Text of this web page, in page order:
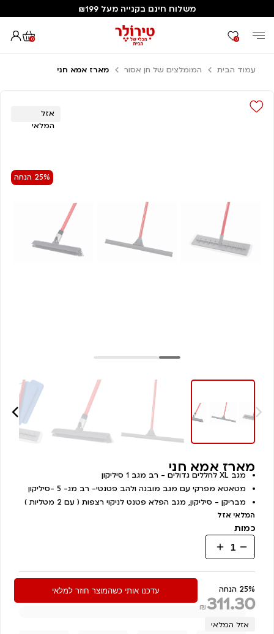
משלוח חינם בקנייה מעל ₪199
0 0
עמוד הבית המומלצים של חן אסור מארז אמא חני
אזל
המלאי
25% הנחה
מארז אמא חני
מגב XL לחללים גדולים - רב מגב 1 סיליקון
מטאטא מפרקי עם מגב מובנה ולהב פטנטי- רב מג- 5 -סיליקון
מבריקן - סיליקון, מגב הפלא פטנט לניקוי רצפות ( עם 2 מטליות )
המלאי אזל
כמות
כמות
של
מארז
אמא
חני
25% הנחה
₪311.30
₪ 415.00
אזל המלאי
עדכנו אותי כשהמוצר חוזר למלאי